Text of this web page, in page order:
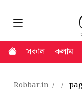
সকাল কলাম
Robbar.in